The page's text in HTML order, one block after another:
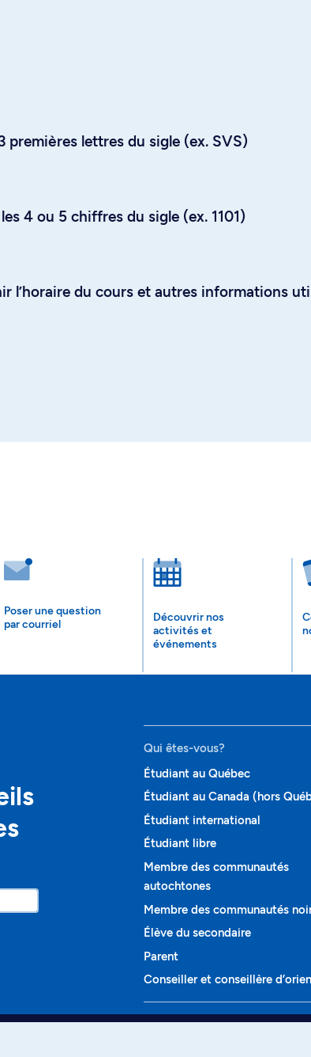
premières lettres du sigle (ex. SVS)
4 ou 5 chiffres du sigle (ex. 1101)
l’horaire du cours et autres informations
Poser une question
par courriel
Découvrir nos
activités et
événements
Qui êtes-vous?
Étudiant au Québec
Étudiant au Canada (hors
Étudiant international
Étudiant libre
Membre des communautés
autochtones
Membre des communautés
Élève du secondaire
Parent
Conseiller et conseillère
Programmes et cours